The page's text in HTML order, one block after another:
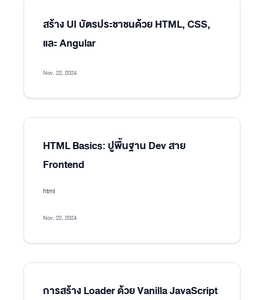
สร้าง UI บัตรประชาชนด้วย HTML, CSS,
และ Angular
Nov. 22, 2024
HTML Basics: ปูพื้นฐาน Dev สาย
Frontend
html
Nov. 22, 2024
การสร้าง Loader ด้วย Vanilla JavaScript